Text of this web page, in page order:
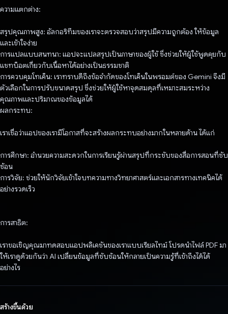
ความแตกต่าง:
สรุปคุณภาพสูง: อัลกอริทึมของเราจะตรวจสอบว่าสรุปมีความถูกต้อง ให้ข้อมูล
และเข้าใจง่าย
การแปลแบบสนทนา: แอปจะแปลสรุปเป็นภาษาของผู้ใช้ ซึ่งช่วยให้ผู้ใช้พูดคุยกับ
แชทบ็อตเกี่ยวกับเนื้อหาได้อย่างเป็นธรรมชาติ
การควบคุมโทเค็น: เราทราบดีถึงข้อจํากัดของโทเค็นในพรอมต์ของ Gemini จึงมี
ตัวเลือกในการปรับขนาดสรุป ซึ่งช่วยให้ผู้ใช้หาจุดสมดุลที่เหมาะสมระหว่าง
คุณภาพและปริมาณของข้อมูลได้
ผลกระทบ:
เราเชื่อว่าแอปของเรามีโอกาสที่จะสร้างผลกระทบอย่างมากในหลายด้าน ได้แก่
การศึกษา: อำนวยความสะดวกในการเรียนรู้ผ่านสรุปที่กระชับของสื่อการสอนที่ซับ
ซ้อน
การวิจัย: ช่วยให้นักวิจัยเข้าใจบทความทางวิทยาศาสตร์และเอกสารทางเทคนิคได้
อย่างรวดเร็ว
การสาธิต:
เราขอเชิญคุณมาทดสอบแอปพลิเคชันของเราแบบเรียลไทม์ โปรดนำไฟล์ PDF มา
ให้เราดูด้วยกันว่า AI เปลี่ยนข้อมูลที่ซับซ้อนให้กลายเป็นความรู้ที่เข้าถึงได้ได้
อย่างไร
สร้างขึ้นด้วย